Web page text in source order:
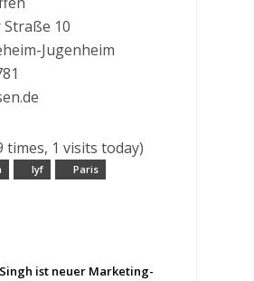
10
Jugenheim
times, 1 visits today)
lyf Paris
ist neuer Marketing-